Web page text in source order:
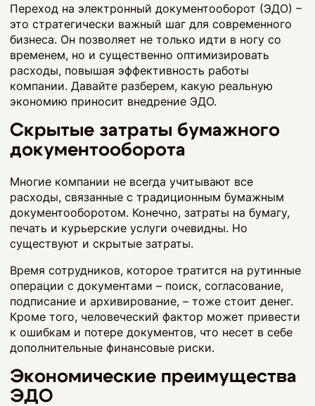
Переход на электронный документооборот (ЭДО) –
это стратегически важный шаг для современного
бизнеса. Он позволяет не только идти в ногу со
временем, но и существенно оптимизировать
расходы, повышая эффективность работы
компании. Давайте разберем, какую реальную
экономию приносит внедрение ЭДО.
Скрытые затраты бумажного
документооборота
Многие компании не всегда учитывают все
расходы, связанные с традиционным бумажным
документооборотом. Конечно, затраты на бумагу,
печать и курьерские услуги очевидны. Но
существуют и скрытые затраты.
Время сотрудников, которое тратится на рутинные
операции с документами – поиск, согласование,
подписание и архивирование, – тоже стоит денег.
Кроме того, человеческий фактор может привести
к ошибкам и потере документов, что несет в себе
дополнительные финансовые риски.
Экономические преимущества
ЭДО